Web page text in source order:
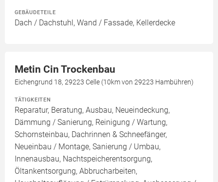
GEBÄUDETEILE
Dach / Dachstuhl, Wand / Fassade, Kellerdecke
Metin Cin Trockenbau
Eichengrund 18, 29223 Celle (10km von 29223 Hambühren)
TÄTIGKEITEN
Reparatur, Beratung, Ausbau, Neueindeckung,
Dämmung / Sanierung, Reinigung / Wartung,
Schornsteinbau, Dachrinnen & Schneefänger,
Neueinbau / Montage, Sanierung / Umbau,
Innenausbau, Nachtspeicherentsorgung,
Öltankentsorgung, Abbrucharbeiten,